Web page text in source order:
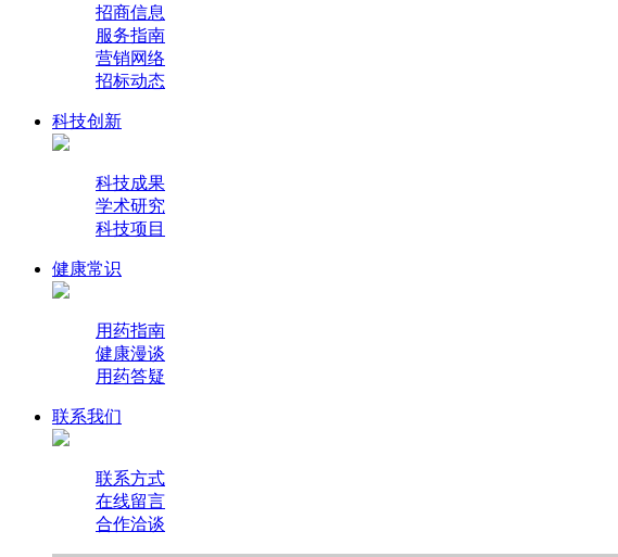
招商信息
服务指南
营销网络
招标动态
科技创新
科技成果
学术研究
科技项目
健康常识
用药指南
健康漫谈
用药答疑
联系我们
联系方式
在线留言
合作洽谈